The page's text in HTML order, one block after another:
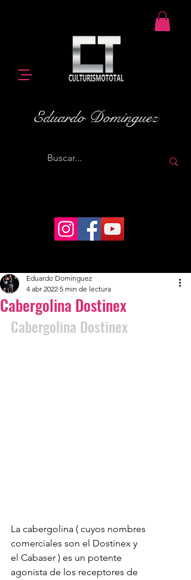
Eduardo Domínguez
Cabergolina Dostinex
Eduardo Dominguez
4 abr 2022 5 min de lectura
Cabergolina Dostinex
La cabergolina ( cuyos nombres
comerciales son el Dostinex y
el Cabaser ) es un potente
agonista de los receptores de